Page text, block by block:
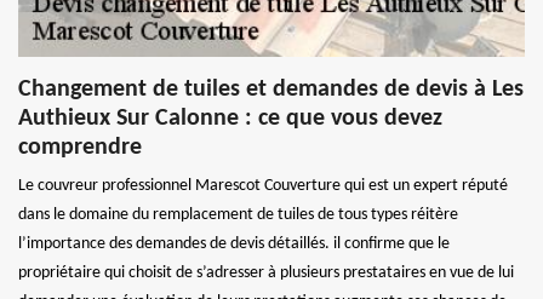
Changement de tuiles et demandes de devis à Les
Authieux Sur Calonne : ce que vous devez
comprendre
Le couvreur professionnel Marescot Couverture qui est un expert réputé
dans le domaine du remplacement de tuiles de tous types réitère
l’importance des demandes de devis détaillés. il confirme que le
propriétaire qui choisit de s’adresser à plusieurs prestataires en vue de lui